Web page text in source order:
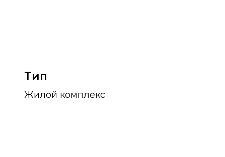
Тип
Жилой комплекс